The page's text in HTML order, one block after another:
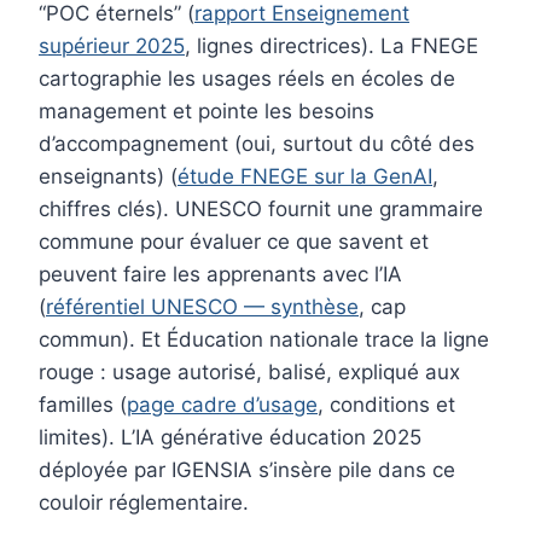
“POC éternels” (rapport Enseignement
supérieur 2025, lignes directrices). La FNEGE
cartographie les usages réels en écoles de
management et pointe les besoins
d’accompagnement (oui, surtout du côté des
enseignants) (étude FNEGE sur la GenAI,
chiffres clés). UNESCO fournit une grammaire
commune pour évaluer ce que savent et
peuvent faire les apprenants avec l’IA
(référentiel UNESCO — synthèse, cap
commun). Et Éducation nationale trace la ligne
rouge : usage autorisé, balisé, expliqué aux
familles (page cadre d’usage, conditions et
limites). L’IA générative éducation 2025
déployée par IGENSIA s’insère pile dans ce
couloir réglementaire.